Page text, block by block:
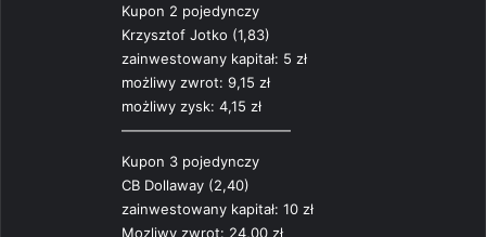
Kupon 2 pojedynczy
Krzysztof Jotko (1,83)
zainwestowany kapitał: 5 zł
możliwy zwrot: 9,15 zł
możliwy zysk: 4,15 zł
————————————
Kupon 3 pojedynczy
CB Dollaway (2,40)
zainwestowany kapitał: 10 zł
Mozliwy zwrot: 24,00 zł